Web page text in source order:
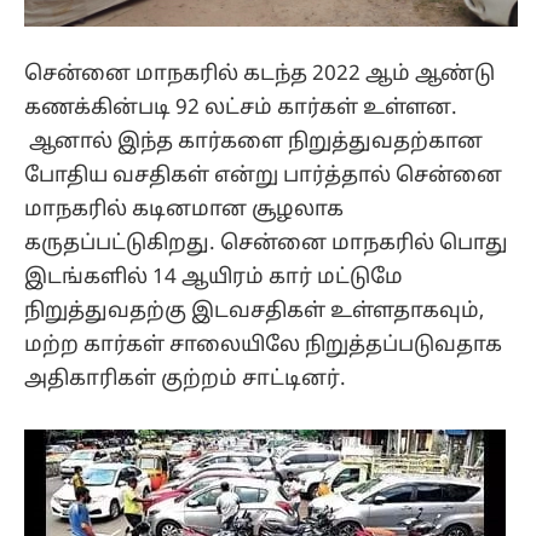
சென்னை மாநகரில் கடந்த 2022 ஆம் ஆண்டு
கணக்கின்படி 92 லட்சம் கார்கள் உள்ளன.
ஆனால் இந்த கார்களை நிறுத்துவதற்கான
போதிய வசதிகள் என்று பார்த்தால் சென்னை
மாநகரில் கடினமான சூழலாக
கருதப்பட்டுகிறது. சென்னை மாநகரில் பொது
இடங்களில் 14 ஆயிரம் கார் மட்டுமே
நிறுத்துவதற்கு இடவசதிகள் உள்ளதாகவும்,
மற்ற கார்கள் சாலையிலே நிறுத்தப்படுவதாக
அதிகாரிகள் குற்றம் சாட்டினர்.